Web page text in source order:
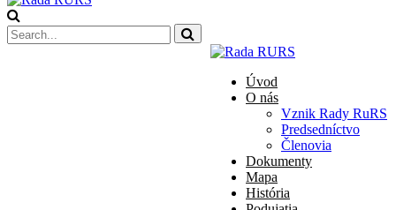
Úvod
O nás
Vznik Rady RuRS
Predsedníctvo
Členovia
Dokumenty
Mapa
História